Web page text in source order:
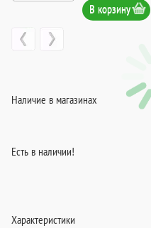
В корзину
Наличие в магазинах
Есть в наличии!
Характеристики